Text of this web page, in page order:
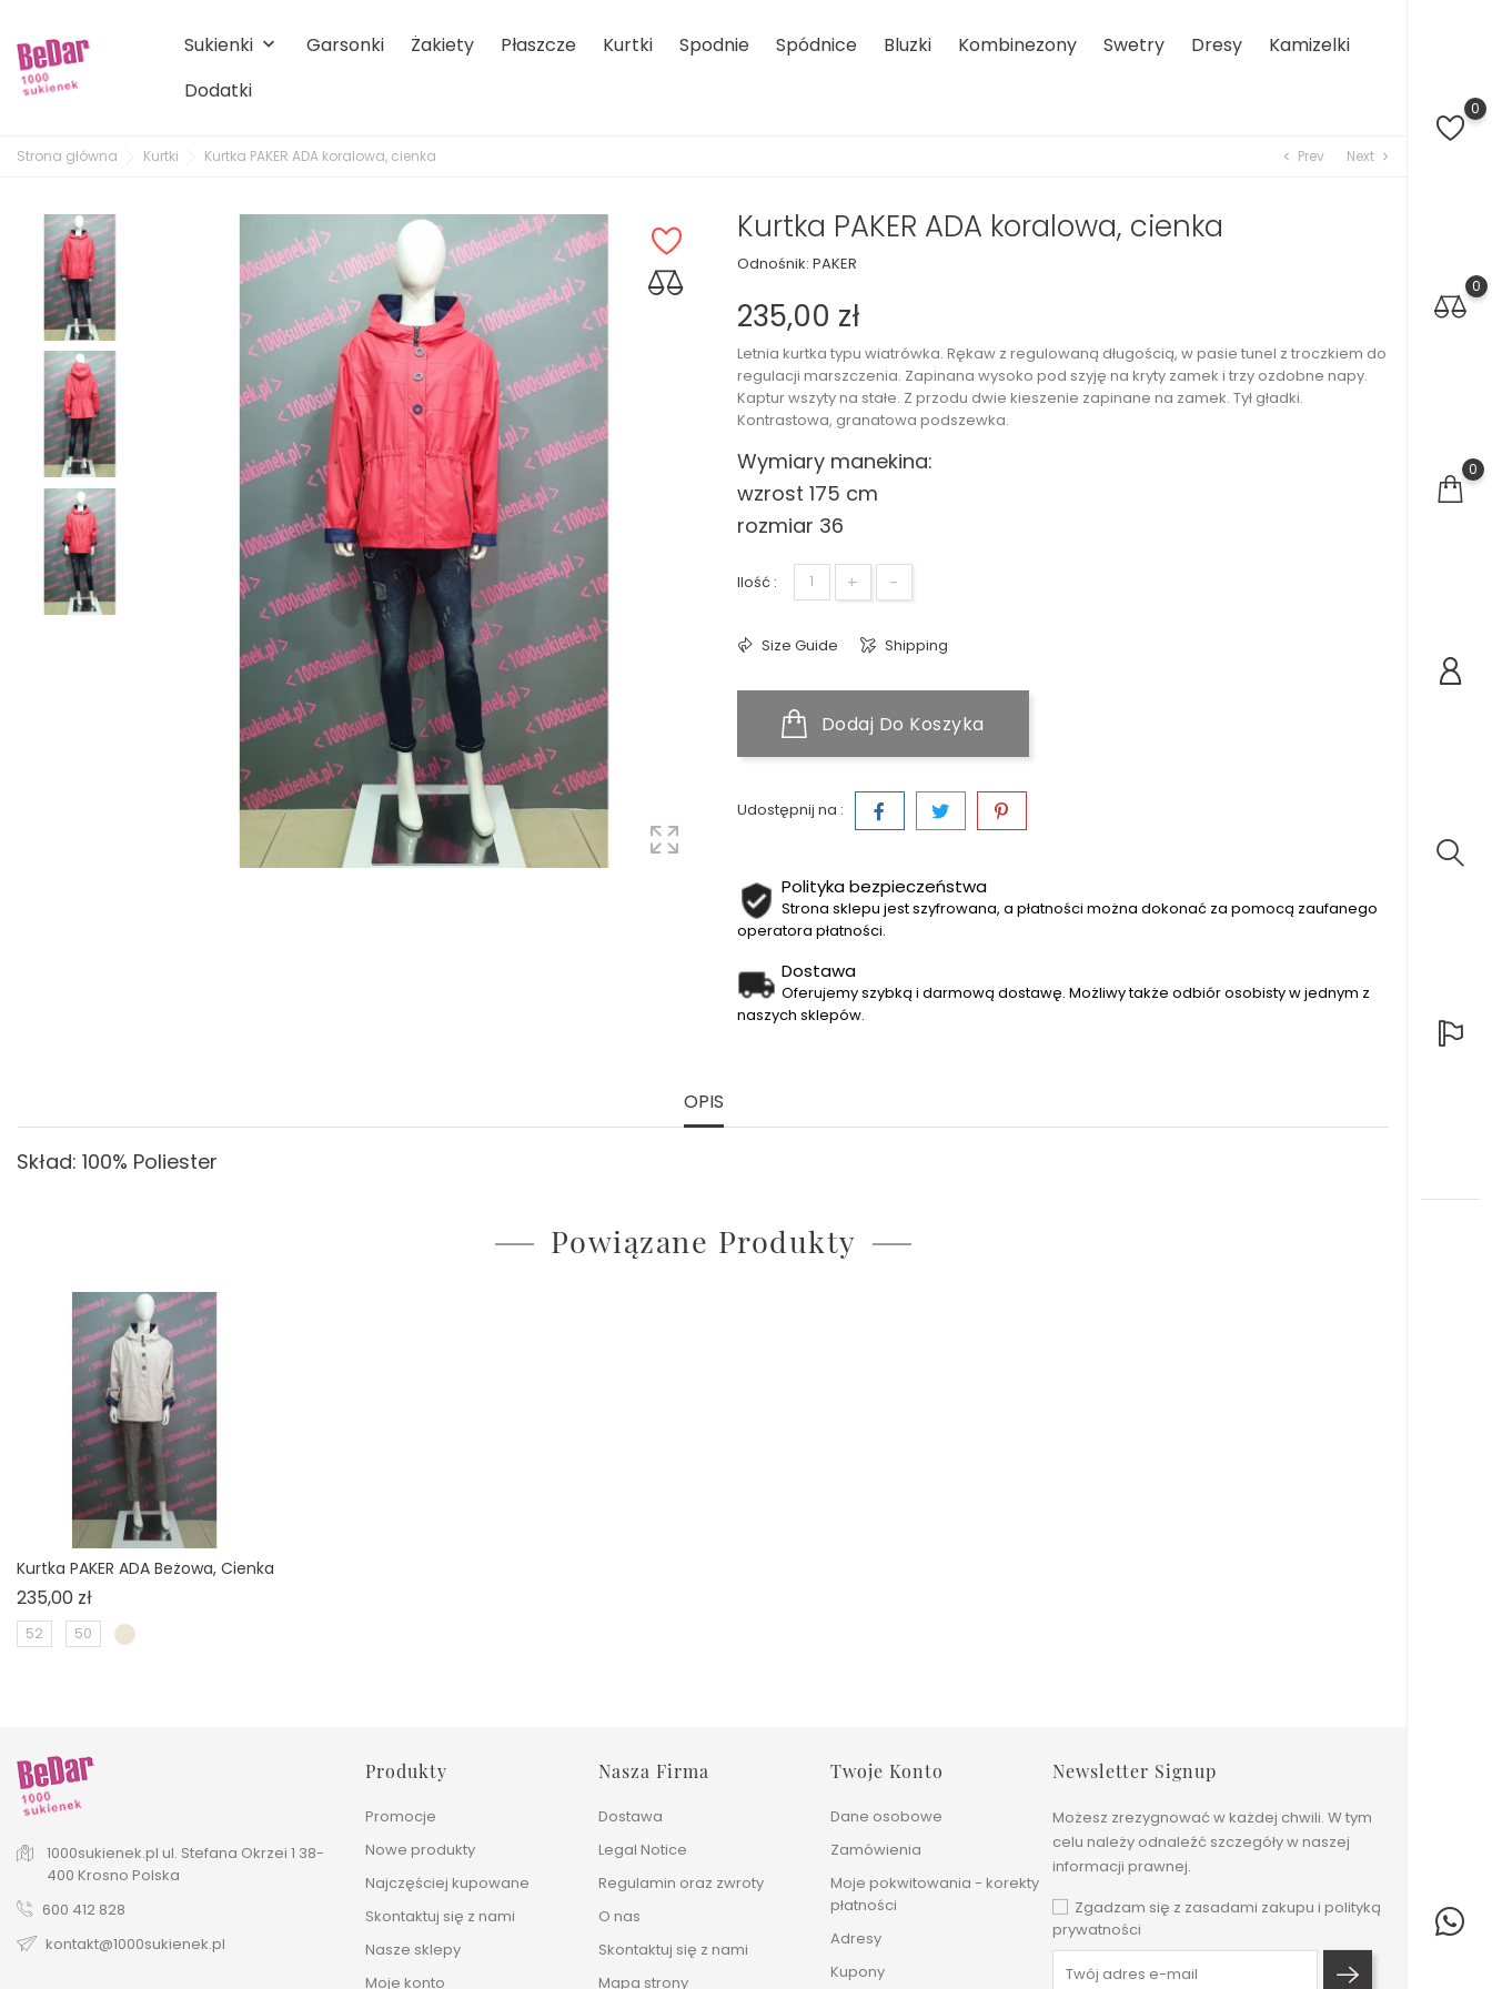
0
0
0
Sukienki keyboard_arrow_down Garsonki Żakiety Płaszcze Kurtki Spodnie Spódnice Bluzki Kombinezony Swetry Dresy
Kamizelki
Dodatki
Strona główna Kurtki Kurtka PAKER ADA koralowa, cienka chevron_left Prev Next chevron_right
Kurtka PAKER ADA koralowa, cienka
Odnośnik: PAKER
235,00 zł
Letnia kurtka typu wiatrówka. Rękaw z regulowaną długością, w pasie tunel z troczkiem do
regulacji marszczenia. Zapinana wysoko pod szyję na kryty zamek i trzy ozdobne napy.
Kaptur wszyty na stałe. Z przodu dwie kieszenie zapinane na zamek. Tył gładki.
Kontrastowa, granatowa podszewka.
Wymiary manekina:
wzrost 175 cm
rozmiar 36
Ilość : + -
Size Guide Shipping
Dodaj Do Koszyka
Udostępnij na :
Polityka bezpieczeństwa
Strona sklepu jest szyfrowana, a płatności można dokonać za pomocą zaufanego
operatora płatności.
Dostawa
Oferujemy szybką i darmową dostawę. Możliwy także odbiór osobisty w jednym z
naszych sklepów.
OPIS
Skład: 100% Poliester
Powiązane Produkty
Kurtka PAKER ADA Beżowa, Cienka
235,00 złCena
52 50
1000sukienek.pl ul. Stefana Okrzei 1 38-
400 Krosno Polska
600 412 828
kontakt@1000sukienek.pl
Produkty
Promocje
Nowe produkty
Najczęściej kupowane
Skontaktuj się z nami
Nasze sklepy
Moje konto
Nasza Firma
Dostawa
Legal Notice
Regulamin oraz zwroty
O nas
Skontaktuj się z nami
Mapa strony
Twoje Konto
Dane osobowe
Zamówienia
Moje pokwitowania - korekty
płatności
Adresy
Kupony
Newsletter Signup
Możesz zrezygnować w każdej chwili. W tym
celu należy odnaleźć szczegóły w naszej
informacji prawnej.
Zgadzam się z zasadami zakupu i polityką
prywatności